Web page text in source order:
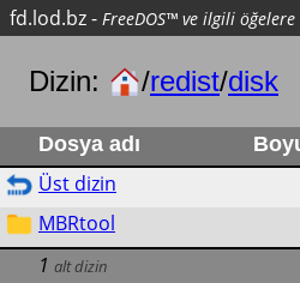
fd.lod.bz- FreeDOS™ ve ilgili öğelere
Dizin: /redist/disk
Dosya adı
Üst dizin
MBRtool
1 alt dizin